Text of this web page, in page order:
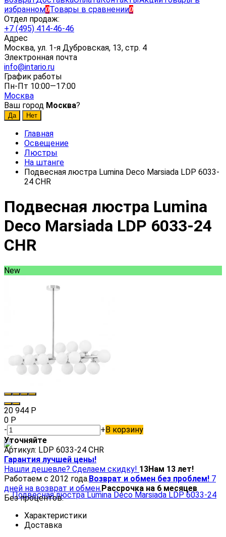
избранном0Товары в сравнении0
Отдел продаж:
+7 (495) 414-46-46
Адрес
Москва, ул. 1-я Дубровская, 13, стр. 4
Электронная почта
info@intario.ru
График работы
Пн-Пт 10:00—17:00
Москва
Ваш город Москва?
Главная
Освещение
Люстры
На штанге
Подвесная люстра Lumina Deco Marsiada LDP 6033-
24 CHR
Подвесная люстра Lumina
Deco Marsiada LDP 6033-24
CHR
New
20 944 Р
0 Р
-
+В корзину
Уточняйте
Артикул: LDP 6033-24 CHR
Гарантия лучшей цены!
Нашли дешевле? Сделаем скидку! 13Нам 13 лет!
Работаем с 2012 года.Возврат и обмен без проблем! 7
дней на возврат и обмен.Рассрочка на 6 месяцев
Без процентов.
Характеристики
Доставка